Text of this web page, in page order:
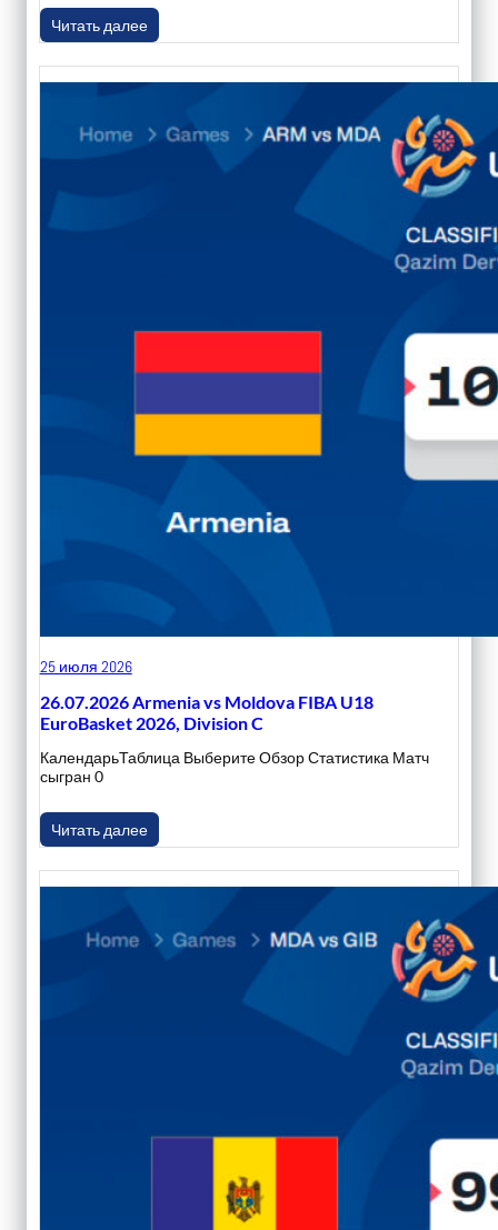
Читать далее
25 июля 2026
26.07.2026 Armenia vs Moldova FIBA U18
EuroBasket 2026, Division C
КалендарьТаблица Выберите Обзор Статистика Матч
сыгран 0
Читать далее